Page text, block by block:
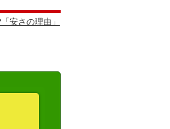
安さの理由」